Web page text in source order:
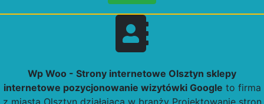
Wp Woo - Strony internetowe Olsztyn sklepy
internetowe pozycjonowanie wizytówki Google to firma